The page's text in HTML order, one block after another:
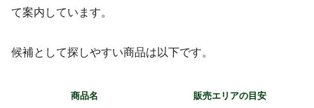
て案内しています。
候補として探しやすい商品は以下です。
商品名 販売エリアの目安